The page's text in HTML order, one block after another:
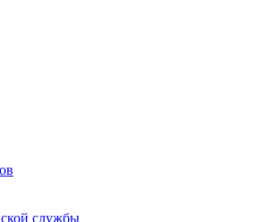
службы